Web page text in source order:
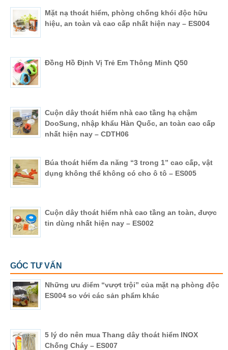
Mặt nạ thoát hiểm, phòng chống khói độc hữu
hiệu, an toàn và cao cấp nhất hiện nay – ES004
Đồng Hồ Định Vị Trẻ Em Thông Minh Q50
Cuộn dây thoát hiểm nhà cao tầng hạ chậm
DooSung, nhập khẩu Hàn Quốc, an toàn cao cấp
nhất hiện nay – CDTH06
Búa thoát hiểm đa năng “3 trong 1” cao cấp, vật
dụng không thể không có cho ô tô – ES005
Cuộn dây thoát hiểm nhà cao tầng an toàn, được
tin dùng nhất hiện nay – ES002
GÓC TƯ VẤN
Những ưu điểm “vượt trội” của mặt nạ phòng độc
ES004 so với các sản phẩm khác
5 lý do nên mua Thang dây thoát hiểm INOX
Chống Cháy – ES007